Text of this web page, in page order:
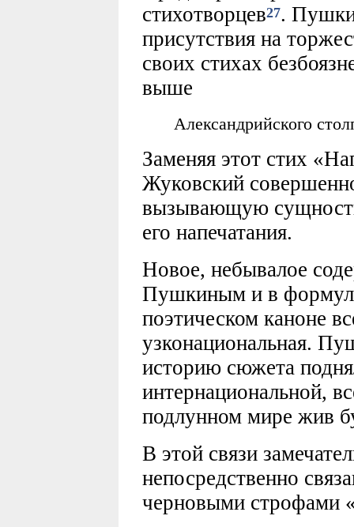
стихотворцев27.
присутствия на
своих стихах
выше
Александрийского
Заменяя этот стих
Жуковский
вызывающую
его напечатания.
Новое, небывалое
Пушкиным и в
поэтическом каноне
узконациональная.
историю сюжета
интернациональной,
подлунном мире жив
В этой связи
непосредственно
черновыми строфами